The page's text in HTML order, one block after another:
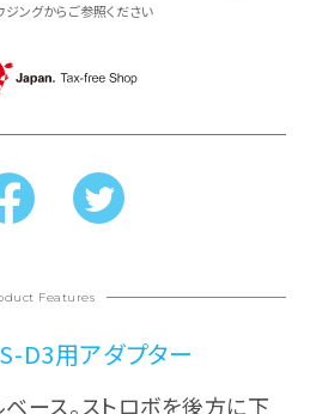
ジングからご参照ください
Features
D3用アダプター
ース。ストロボを後方に下